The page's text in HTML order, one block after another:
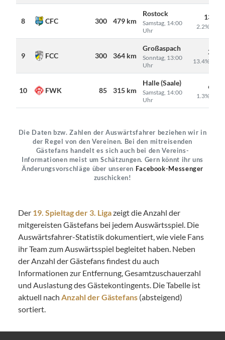
8 CFC 300 479 km
Rostock
Samstag, 14:00
Uhr
2.2%
9 FCC 300 364 km
Großaspach
Sonntag, 13:00
Uhr
13.4%
10 FWK 85 315 km
Halle (Saale)
Samstag, 14:00
Uhr
1.3%
Die Daten bzw. Zahlen der Auswärtsfahrer beziehen wir in
der Regel von den Vereinen. Bei den mitreisenden
Gästefans handelt es sich auch bei den Vereins-
Informationen meist um Schätzungen. Gern könnt ihr uns
Änderungsvorschläge über unseren Facebook-Messenger
zuschicken!
Der 19. Spieltag der 3. Ligazeigt die Anzahl der
mitgereisten Gästefans bei jedem Auswärtsspiel. Die
Auswärtsfahrer-Statistik dokumentiert, wie viele Fans
ihr Team zum Auswärtsspiel begleitet haben. Neben
der Anzahl der Gästefans findest du auch
Informationen zur Entfernung, Gesamtzuschauerzahl
und Auslastung des Gästekontingents. Die Tabelle ist
aktuell nach Anzahl der Gästefans (absteigend)
sortiert.